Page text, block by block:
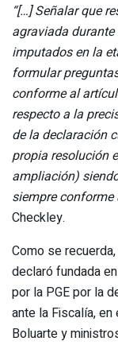
“[…] Señalar que
agraviada
imputados en la
formular
conforme al
respecto a la
de la declaración
propia resolución
ampliación)
siempre conforme
Checkley.
Como se
declaró fundada
por la PGE por la
ante la Fiscalía,
Boluarte y